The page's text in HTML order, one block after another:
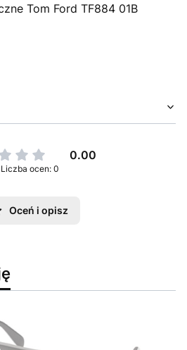
Tom Ford TF884 01B
0.00
Liczba ocen: 0
Oceń i opisz